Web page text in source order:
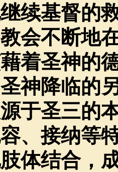
续基督的
会不断地
着圣神的
神降临的
于圣三的
、接纳等
体结合，